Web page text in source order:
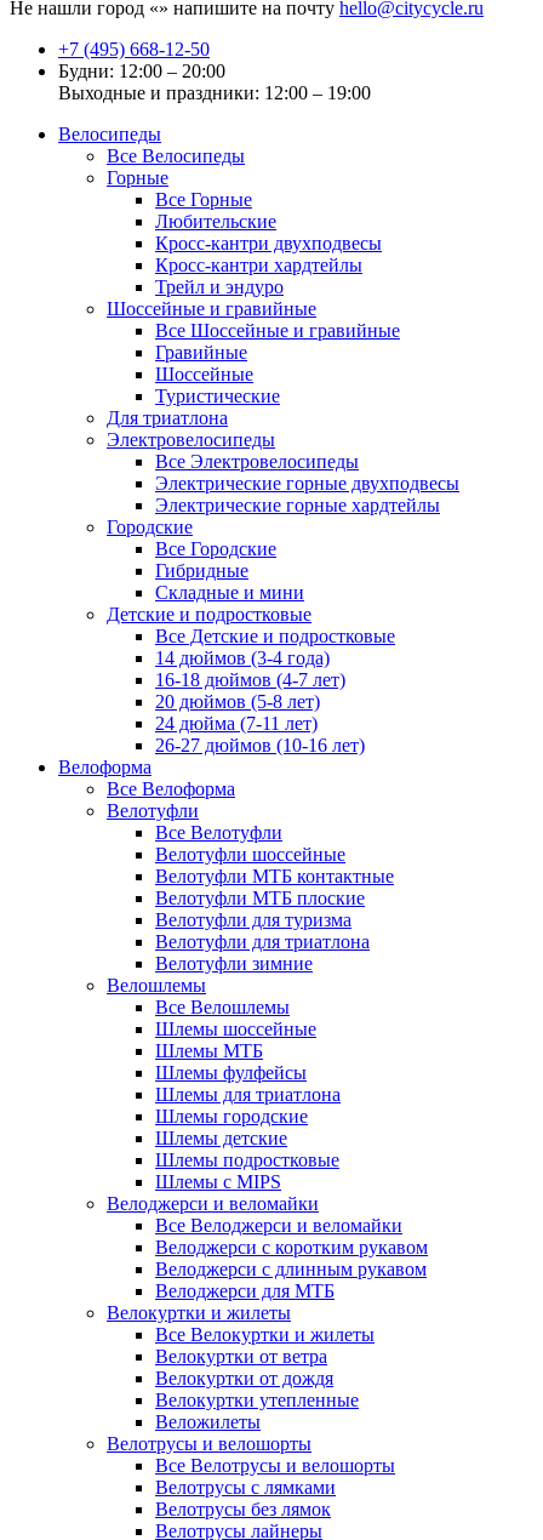
Не нашли город «» напишите на почту hello@citycycle.ru
+7 (495) 668-12-50
Будни: 12:00 – 20:00
Выходные и праздники: 12:00 – 19:00
Велосипеды
Все Велосипеды
Горные
Все Горные
Любительские
Кросс-кантри двухподвесы
Кросс-кантри хардтейлы
Трейл и эндуро
Шоссейные и гравийные
Все Шоссейные и гравийные
Гравийные
Шоссейные
Туристические
Для триатлона
Электровелосипеды
Все Электровелосипеды
Электрические горные двухподвесы
Электрические горные хардтейлы
Городские
Все Городские
Гибридные
Складные и мини
Детские и подростковые
Все Детские и подростковые
14 дюймов (3-4 года)
16-18 дюймов (4-7 лет)
20 дюймов (5-8 лет)
24 дюйма (7-11 лет)
26-27 дюймов (10-16 лет)
Велоформа
Все Велоформа
Велотуфли
Все Велотуфли
Велотуфли шоссейные
Велотуфли МТБ контактные
Велотуфли МТБ плоские
Велотуфли для туризма
Велотуфли для триатлона
Велотуфли зимние
Велошлемы
Все Велошлемы
Шлемы шоссейные
Шлемы МТБ
Шлемы фулфейсы
Шлемы для триатлона
Шлемы городские
Шлемы детские
Шлемы подростковые
Шлемы с MIPS
Велоджерси и веломайки
Все Велоджерси и веломайки
Велоджерси с коротким рукавом
Велоджерси с длинным рукавом
Велоджерси для МТБ
Велокуртки и жилеты
Все Велокуртки и жилеты
Велокуртки от ветра
Велокуртки от дождя
Велокуртки утепленные
Веложилеты
Велотрусы и велошорты
Все Велотрусы и велошорты
Велотрусы с лямками
Велотрусы без лямок
Велотрусы лайнеры